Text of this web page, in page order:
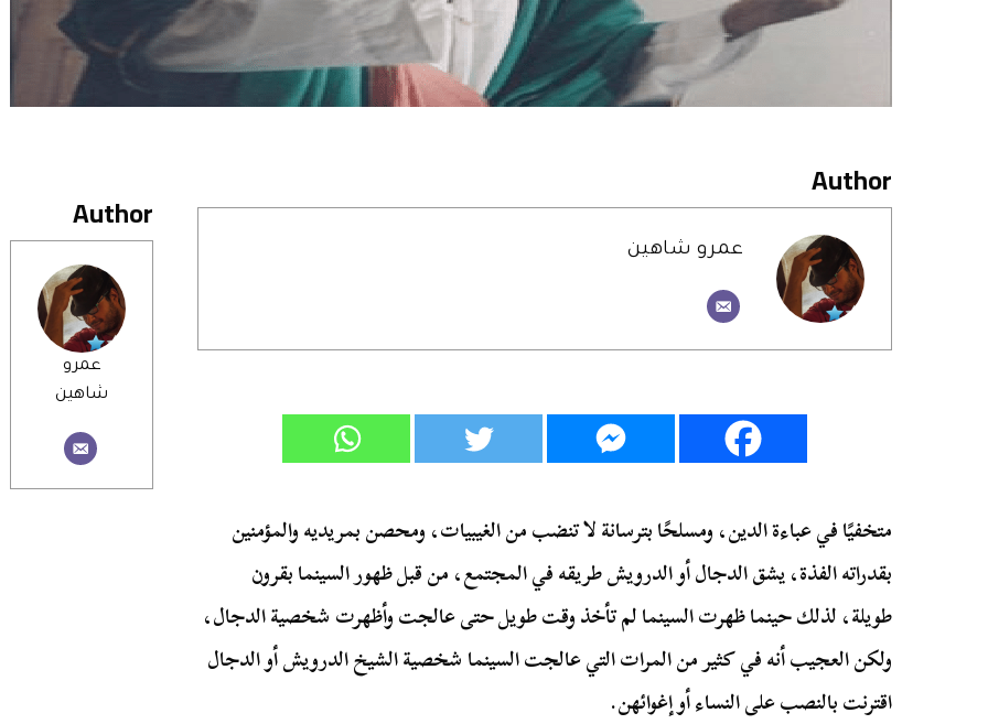
Author
عمرو
شاهين
Author
عمرو شاهين
متخفيًا في عباءة الدين، ومسلحًا بترسانة لا تنضب من الغيبيات، ومحصن بمريديه والمؤمنين
بقدراته الفذة، يشق الدجال أو الدرويش طريقه في المجتمع، من قبل ظهور السينما بقرون
طويلة، لذلك حينما ظهرت السينما لم تأخذ وقت طويل حتى عالجت وأظهرت شخصية الدجال،
ولكن العجيب أنه في كثير من المرات التي عالجت السينما شخصية الشيخ الدرويش أو الدجال
اقترنت بالنصب على النساء أو إغوائهن.